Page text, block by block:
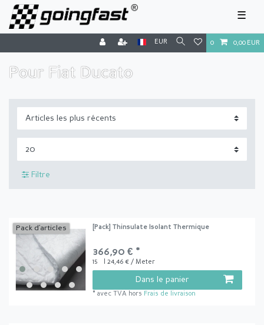
☰
EUR 0 0,00 EUR
Pour Fiat Ducato
Filtre
Pack d’articles [Pack] Thinsulate Isolant Thermique
366,90 € *
15 | 24,46 € / Meter
Dans le panier
*avec TVA hors Frais de livraison